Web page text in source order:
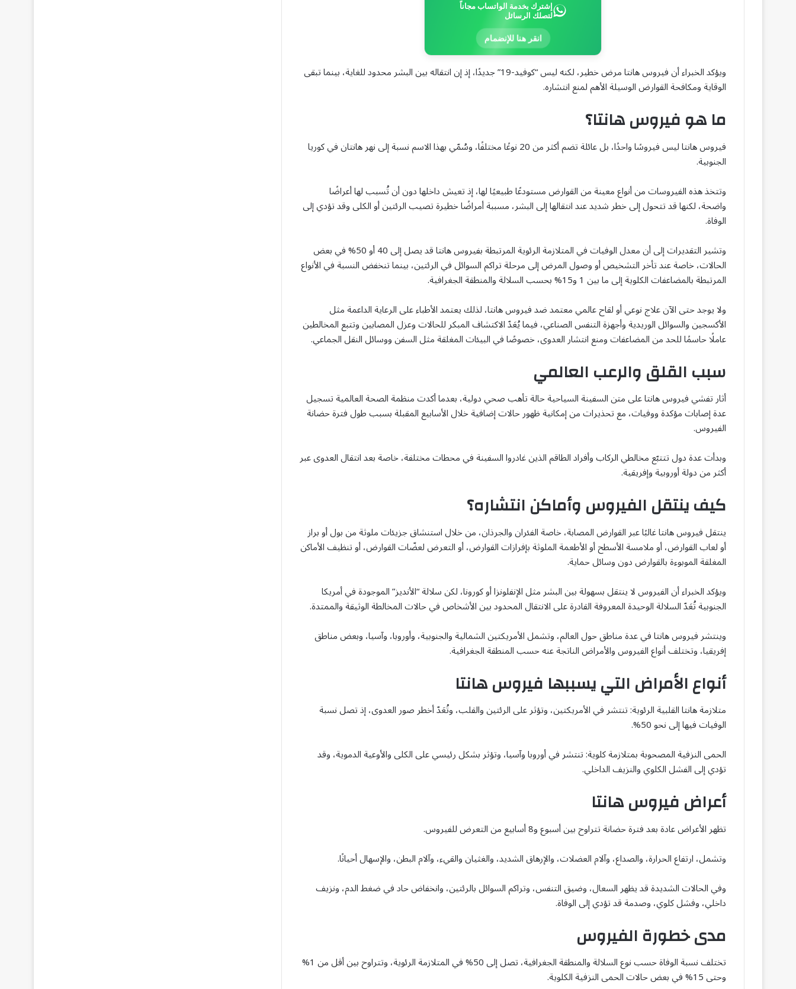
إشترك بخدمة الواتساب مجاناً
لتصلك الرسائل
انقر هنا للإنضمام
ويؤكد الخبراء أن فيروس هانتا مرض خطير، لكنه ليس “كوفيد-19” جديدًا، إذ إن انتقاله بين البشر محدود للغاية، بينما تبقى
الوقاية ومكافحة القوارض الوسيلة الأهم لمنع انتشاره.
ما هو فيروس هانتا؟
فيروس هانتا ليس فيروسًا واحدًا، بل عائلة تضم أكثر من 20 نوعًا مختلفًا، وسُمّي بهذا الاسم نسبة إلى نهر هانتان في كوريا
الجنوبية.
وتتخذ هذه الفيروسات من أنواع معينة من القوارض مستودعًا طبيعيًا لها، إذ تعيش داخلها دون أن تُسبب لها أعراضًا
واضحة، لكنها قد تتحول إلى خطر شديد عند انتقالها إلى البشر، مسببة أمراضًا خطيرة تصيب الرئتين أو الكلى وقد تؤدي إلى
الوفاة.
وتشير التقديرات إلى أن معدل الوفيات في المتلازمة الرئوية المرتبطة بفيروس هانتا قد يصل إلى 40 أو 50% في بعض
الحالات، خاصة عند تأخر التشخيص أو وصول المرض إلى مرحلة تراكم السوائل في الرئتين، بينما تنخفض النسبة في الأنواع
المرتبطة بالمضاعفات الكلوية إلى ما بين 1 و15% بحسب السلالة والمنطقة الجغرافية.
ولا يوجد حتى الآن علاج نوعي أو لقاح عالمي معتمد ضد فيروس هانتا، لذلك يعتمد الأطباء على الرعاية الداعمة مثل
الأكسجين والسوائل الوريدية وأجهزة التنفس الصناعي، فيما يُعَدّ الاكتشاف المبكر للحالات وعزل المصابين وتتبع المخالطين
عاملًا حاسمًا للحد من المضاعفات ومنع انتشار العدوى، خصوصًا في البيئات المغلقة مثل السفن ووسائل النقل الجماعي.
سبب القلق والرعب العالمي
أثار تفشي فيروس هانتا على متن السفينة السياحية حالة تأهب صحي دولية، بعدما أكدت منظمة الصحة العالمية تسجيل
عدة إصابات مؤكدة ووفيات، مع تحذيرات من إمكانية ظهور حالات إضافية خلال الأسابيع المقبلة بسبب طول فترة حضانة
الفيروس.
وبدأت عدة دول تتتبّع مخالطي الركاب وأفراد الطاقم الذين غادروا السفينة في محطات مختلفة، خاصة بعد انتقال العدوى عبر
أكثر من دولة أوروبية وإفريقية.
كيف ينتقل الفيروس وأماكن انتشاره؟
ينتقل فيروس هانتا غالبًا عبر القوارض المصابة، خاصة الفئران والجرذان، من خلال استنشاق جزيئات ملوثة من بول أو براز
أو لعاب القوارض، أو ملامسة الأسطح أو الأطعمة الملوثة بإفرازات القوارض، أو التعرض لعضّات القوارض، أو تنظيف الأماكن
المغلقة الموبوءة بالقوارض دون وسائل حماية.
ويؤكد الخبراء أن الفيروس لا ينتقل بسهولة بين البشر مثل الإنفلونزا أو كورونا، لكن سلالة “الأنديز” الموجودة في أمريكا
الجنوبية تُعَدّ السلالة الوحيدة المعروفة القادرة على الانتقال المحدود بين الأشخاص في حالات المخالطة الوثيقة والممتدة.
وينتشر فيروس هانتا في عدة مناطق حول العالم، وتشمل الأمريكتين الشمالية والجنوبية، وأوروبا، وآسيا، وبعض مناطق
إفريقيا، وتختلف أنواع الفيروس والأمراض الناتجة عنه حسب المنطقة الجغرافية.
أنواع الأمراض التي يسببها فيروس هانتا
متلازمة هانتا القلبية الرئوية: تنتشر في الأمريكتين، وتؤثر على الرئتين والقلب، وتُعَدّ أخطر صور العدوى، إذ تصل نسبة
الوفيات فيها إلى نحو 50%.
الحمى النزفية المصحوبة بمتلازمة كلوية: تنتشر في أوروبا وآسيا، وتؤثر بشكل رئيسي على الكلى والأوعية الدموية، وقد
تؤدي إلى الفشل الكلوي والنزيف الداخلي.
أعراض فيروس هانتا
تظهر الأعراض عادة بعد فترة حضانة تتراوح بين أسبوع و8 أسابيع من التعرض للفيروس.
وتشمل، ارتفاع الحرارة، والصداع، وآلام العضلات، والإرهاق الشديد، والغثيان والقيء، وآلام البطن، والإسهال أحيانًا.
وفي الحالات الشديدة قد يظهر السعال، وضيق التنفس، وتراكم السوائل بالرئتين، وانخفاض حاد في ضغط الدم، ونزيف
داخلي، وفشل كلوي، وصدمة قد تؤدي إلى الوفاة.
مدى خطورة الفيروس
تختلف نسبة الوفاة حسب نوع السلالة والمنطقة الجغرافية، تصل إلى 50% في المتلازمة الرئوية، وتتراوح بين أقل من 1%
وحتى 15% في بعض حالات الحمى النزفية الكلوية.